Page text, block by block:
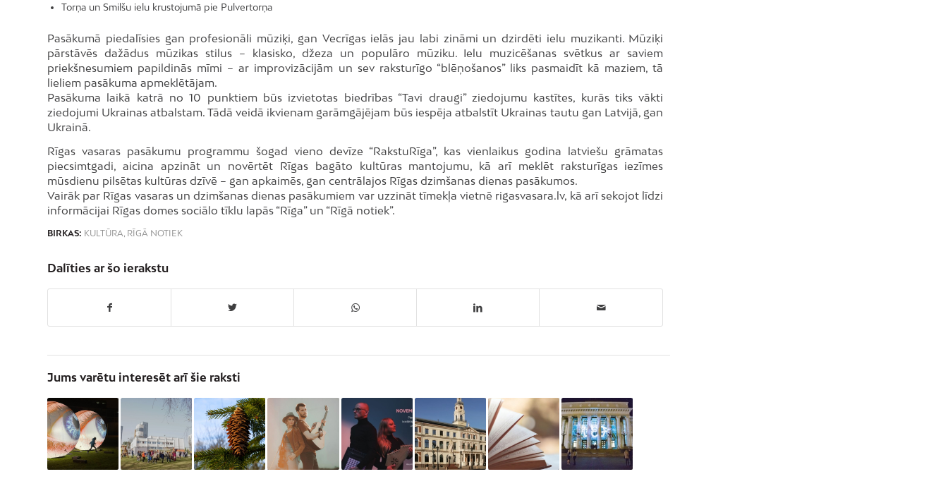
Torņa un Smilšu ielu krustojumā pie Pulvertorņa
Pasākumā piedalīsies gan profesionāli mūziķi, gan Vecrīgas ielās jau labi zināmi un dzirdēti ielu muzikanti. Mūziķi
pārstāvēs dažādus mūzikas stilus – klasisko, džeza un populāro mūziku. Ielu muzicēšanas svētkus ar saviem
priekšnesumiem papildinās mīmi – ar improvizācijām un sev raksturīgo “blēņošanos” liks pasmaidīt kā maziem, tā
lieliem pasākuma apmeklētājam.
Pasākuma laikā katrā no 10 punktiem būs izvietotas biedrības “Tavi draugi” ziedojumu kastītes, kurās tiks vākti
ziedojumi Ukrainas atbalstam. Tādā veidā ikvienam garāmgājējam būs iespēja atbalstīt Ukrainas tautu gan Latvijā, gan
Ukrainā.
Rīgas vasaras pasākumu programmu šogad vieno devīze “RakstuRīga”, kas vienlaikus godina latviešu grāmatas
piecsimtgadi, aicina apzināt un novērtēt Rīgas bagāto kultūras mantojumu, kā arī meklēt raksturīgas iezīmes
mūsdienu pilsētas kultūras dzīvē – gan apkaimēs, gan centrālajos Rīgas dzimšanas dienas pasākumos.
Vairāk par Rīgas vasaras un dzimšanas dienas pasākumiem var uzzināt tīmekļa vietnē rigasvasara.lv, kā arī sekojot līdzi
informācijai Rīgas domes sociālo tīklu lapās “Rīga” un “Rīgā notiek”.
BIRKAS: KULTŪRA, RĪGĀ NOTIEK
Dalīties ar šo ierakstu
Jums varētu interesēt arī šie raksti